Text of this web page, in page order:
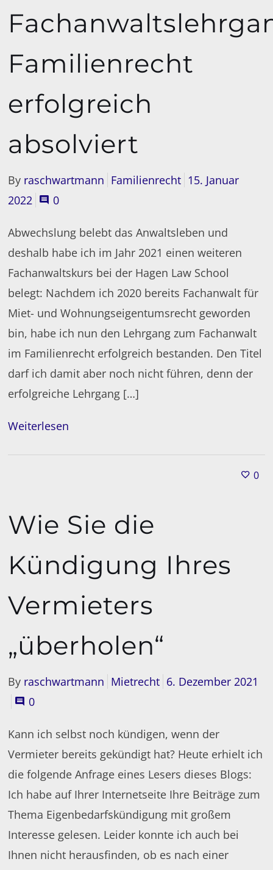
Familienrecht
erfolgreich
absolviert
By raschwartmann Familienrecht 15. Januar
2022
0
Abwechslung belebt das Anwaltsleben und
deshalb habe ich im Jahr 2021 einen weiteren
Fachanwaltskurs bei der Hagen Law School
belegt: Nachdem ich 2020 bereits Fachanwalt für
Miet- und Wohnungseigentumsrecht geworden
bin, habe ich nun den Lehrgang zum Fachanwalt
im Familienrecht erfolgreich bestanden. Den Titel
darf ich damit aber noch nicht führen, denn der
erfolgreiche Lehrgang […]
Weiterlesen
0
Wie Sie die
Kündigung Ihres
Vermieters
„überholen“
By raschwartmann Mietrecht 6. Dezember 2021
0
Kann ich selbst noch kündigen, wenn der
Vermieter bereits gekündigt hat? Heute erhielt ich
die folgende Anfrage eines Lesers dieses Blogs:
Ich habe auf Ihrer Internetseite Ihre Beiträge zum
Thema Eigenbedarfskündigung mit großem
Interesse gelesen. Leider konnte ich auch bei
Ihnen nicht herausfinden, ob es nach einer